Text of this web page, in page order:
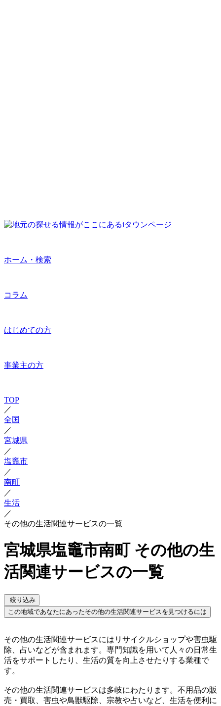
ホーム・検索
コラム
はじめての方
事業主の方
TOP
／
全国
／
宮城県
／
塩竈市
／
南町
／
生活
／
その他の生活関連サービスの一覧
宮城県塩竈市南町 その他の生
活関連サービスの一覧
絞り込み
この地域であなたにあったその他の生活関連サービスを見つけるには
その他の生活関連サービスにはリサイクルショップや害虫駆
除、占いなどが含まれます。専門知識を用いて人々の日常生
活をサポートしたり、生活の質を向上させたりする業種で
す。
その他の生活関連サービスは多岐にわたります。不用品の販
売・買取、害虫や鳥獣駆除、宗教や占いなど、生活を便利に